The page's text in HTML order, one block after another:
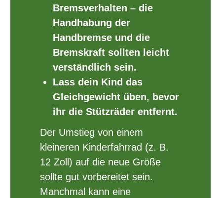
Bremsverhalten – die
Handhabung der
Handbremse und die
Bremskraft sollten leicht
verständlich sein.
Lass dein Kind das
Gleichgewicht üben, bevor
ihr die Stützräder entfernt.
Der Umstieg von einem
kleineren Kinderfahrrad (z. B.
12 Zoll) auf die neue Größe
sollte gut vorbereitet sein.
Manchmal kann eine